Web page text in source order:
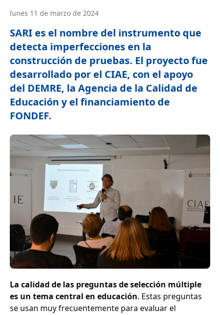
lunes 11 de marzo de 2024
SARI es el nombre del instrumento que
detecta imperfecciones en la
construcción de pruebas. El proyecto fue
desarrollado por el CIAE, con el apoyo
del DEMRE, la Agencia de la Calidad de
Educación y el financiamiento de
FONDEF.
La calidad de las preguntas de selección múltiple
es un tema central en educación. Estas preguntas
se usan muy frecuentemente para evaluar el